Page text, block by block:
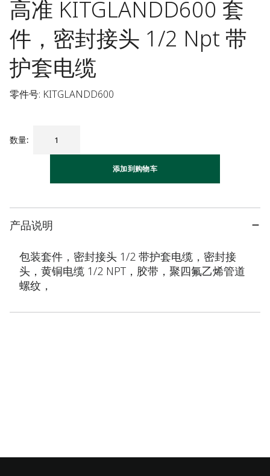
高准 KITGLANDD600 套
件，密封接头 1/2 Npt 带
护套电缆
零件号: KITGLANDD600
数量:
添加到购物车
产品说明
包装套件，密封接头 1/2 带护套电缆，密封接
头，黄铜电缆 1/2 NPT，胶带，聚四氟乙烯管道
螺纹，